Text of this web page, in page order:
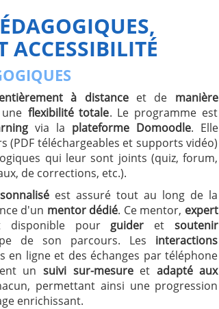
ACCESSIBILITÉ
entièrement à distanceet de manière
flexibilité totale. Le programme est
via la plateforme Domoodle. Elle
(PDF téléchargeables et supports vidéo)
qui leur sont joints (quiz, forum,
de corrections, etc.).
est assuré tout au long de la
d'un mentor dédié. Ce mentor, expert
disponible pour guider et soutenir
de son parcours. Les interactions
en ligne et des échanges par téléphone
un suivi sur-mesure et adapté aux
permettant ainsi une progression
enrichissant.